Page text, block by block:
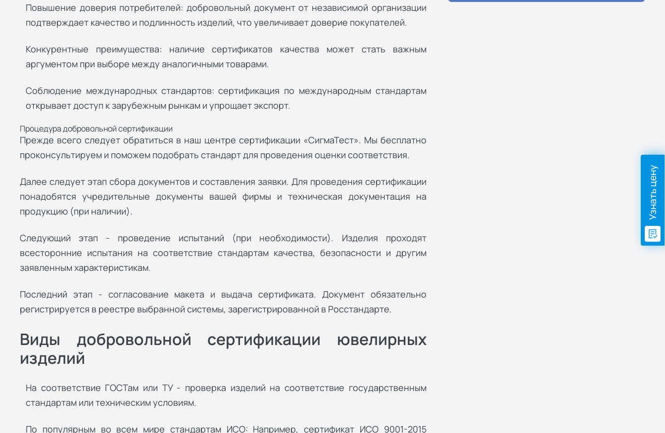
Повышение доверия потребителей: добровольный документ от независимой организации
подтверждает качество и подлинность изделий, что увеличивает доверие покупателей.
Конкурентные преимущества: наличие сертификатов качества может стать важным
аргументом при выборе между аналогичными товарами.
Соблюдение международных стандартов: сертификация по международным стандартам
открывает доступ к зарубежным рынкам и упрощает экспорт.
Процедура добровольной сертификации
Прежде всего следует обратиться в наш центре сертификации «СигмаТест». Мы бесплатно
проконсультируем и поможем подобрать стандарт для проведения оценки соответствия.
Далее следует этап сбора документов и составления заявки. Для проведения сертификации
понадобятся учредительные документы вашей фирмы и техническая документация на
продукцию (при наличии).
Следующий этап - проведение испытаний (при необходимости). Изделия проходят
всесторонние испытания на соответствие стандартам качества, безопасности и другим
заявленным характеристикам.
Последний этап - согласование макета и выдача сертификата. Документ обязательно
регистрируется в реестре выбранной системы, зарегистрированной в Росстандарте.
Виды добровольной сертификации ювелирных
изделий
На соответствие ГОСТам или ТУ - проверка изделий на соответствие государственным
стандартам или техническим условиям.
По популярным во всем мире стандартам ИСО: Например, сертификат ИСО 9001-2015
Узнать цену